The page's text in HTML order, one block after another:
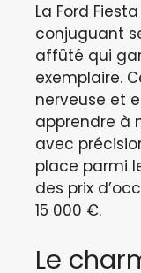
La Ford
conjuguant
affûté qui
exemplaire.
nerveuse et
apprendre à
avec
place parmi
des prix
15 000 €.
Le